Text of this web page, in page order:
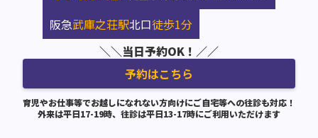
阪急武庫之荘駅北口徒歩1分
＼＼当日予約OK！／／
予約はこちら
育児やお仕事等でお越しになれない方向けにご自宅等への往診も対応！
外来は平日17-19時、往診は平日13-17時にご利用いただけます